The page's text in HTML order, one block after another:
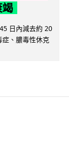
日內減去約 20
、膿毒性休克